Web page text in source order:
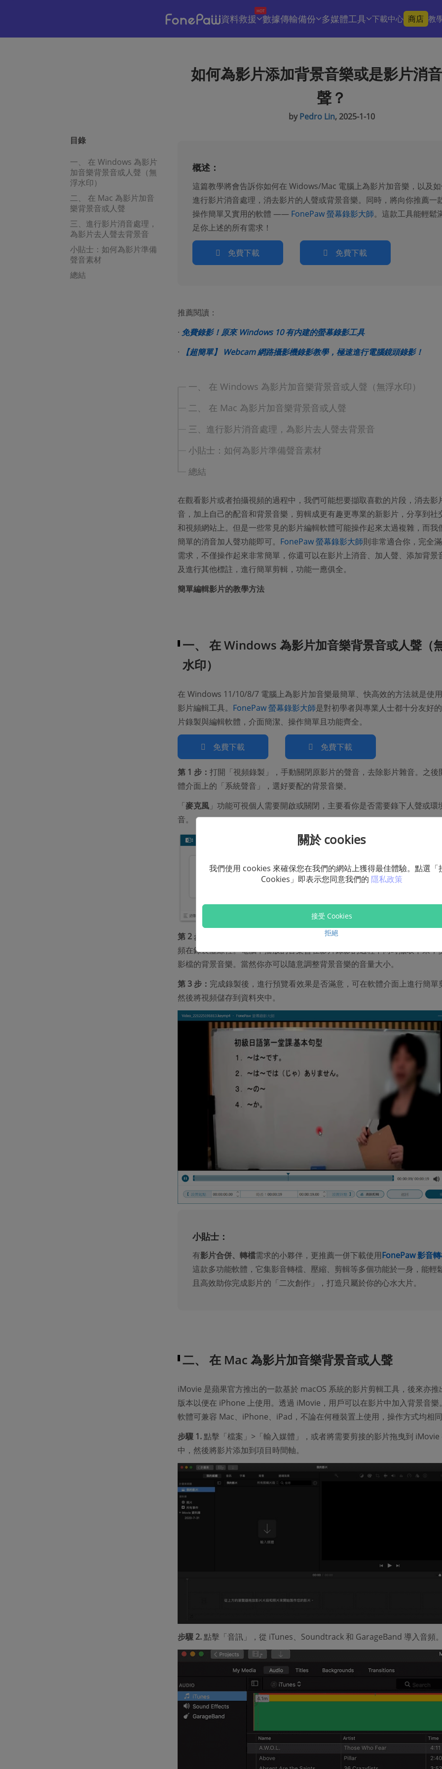
資料救援
HOT
數據傳輸備份 多媒體工具 下載中心 商店 教
如何為影片添加背景音樂或是影片消
聲？
byPedro Lin, 2025-1-10
目錄
一、 在 Windows 為影片
加音樂背景音或人聲（無
浮水印）
二、 在 Mac 為影片加音
樂背景音或人聲
三、進行影片消音處理，
為影片去人聲去背景音
小貼士：如何為影片準備
聲音素材
總結
概述：
這篇教學將會告訴你如何在 Widows/Mac 電腦上為影片加音樂，以及
進行影片消音處理，消去影片的人聲或背景音樂。同時，將向你推薦一
操作簡單又實用的軟體 —— FonePaw 螢幕錄影大師。這款工具能輕鬆
足你上述的所有需求！
免費下載 免費下載
推薦閱讀：
· 免費錄影！原來 Windows 10 有内建的螢幕錄影工具(opens new window)
·
【超簡單】 Webcam 網路攝影機錄影教學，極速進行電腦鏡頭錄影！
一、 在 Windows 為影片加音樂背景音或人聲（無浮水印）
二、 在 Mac 為影片加音樂背景音或人聲
三、進行影片消音處理，為影片去人聲去背景音
小貼士：如何為影片準備聲音素材
總結
在觀看影片或者拍攝視頻的過程中，我們可能想要擷取喜歡的片段，消去影
音，加上自己的配音和背景音樂，剪輯成更有趣更專業的新影片，分享到社
和視頻網站上。但是一些常見的影片編輯軟體可能操作起來太過複雜，而我
簡單的消音加人聲功能即可。 FonePaw 螢幕錄影大師則非常適合你，完全
需求，不僅操作起來非常簡單，你還可以在影片上消音、加人聲、添加背景
及進行其他標註，進行簡單剪輯，功能一應俱全。
簡單編輯影片的教學方法
一、 在 Windows 為影片加音樂背景音或人聲（
水印）
在 Windows 11/10/8/7 電腦上為影片加音樂最簡單、快高效的方法就是使
影片編輯工具。 FonePaw 螢幕錄影大師是對初學者與專業人士都十分友好
片錄製與編輯軟體，介面簡潔、操作簡單且功能齊全。
免費下載 免費下載
第 1 步： 打開「視頻錄製」，手動關閉原影片的聲音，去除影片雜音。之後
體介面上的「系統聲音」，選好要配的背景音樂。
「麥克風」功能可視個人需要開啟或關閉，主要看你是否需要錄下人聲或環
音。
第 2 步：
點擊軟體上的「REC」按鈕。之後播放要錄製的影片和背景音樂，
頻在錄製虛線裡。電腦中播放的音樂會在影片錄影的過程中同時擷取下來，
影檔的背景音樂。當然你亦可以隨意調整背景音樂的音量大小。
第 3 步： 完成錄製後，進行預覽看效果是否滿意，可在軟體介面上進行簡單
然後將視頻儲存到資料夾中。
小貼士：
有影片合併、轉檔需求的小夥伴，更推薦一併下載使用FonePaw 影音
這款多功能軟體，它集影音轉檔、壓縮、剪輯等多個功能於一身，能輕
且高效助你完成影片的「二次創作」，打造只屬於你的心水大片。
二、 在 Mac 為影片加音樂背景音或人聲
iMovie 是蘋果官方推出的一款基於 macOS 系統的影片剪輯工具，後來亦推
版本以便在 iPhone 上使用。透過 iMovie，用戶可以在影片中加入背景音樂
軟體可兼容 Mac、iPhone、iPad，不論在何種裝置上使用，操作方式均相
步驟 1.點擊「檔案」>「輸入媒體」，或者將需要剪接的影片拖曳到 iMovie
中，然後將影片添加到項目時間軸。
步驟 2.點擊「音訊」，從 iTunes、Soundtrack 和 GarageBand 導入音頻
關於 cookies
我們使用 cookies 來確保您在我們的網站上獲得最佳體驗。點選「
Cookies」即表示您同意我們的 隱私政策
接受 Cookies
拒絕